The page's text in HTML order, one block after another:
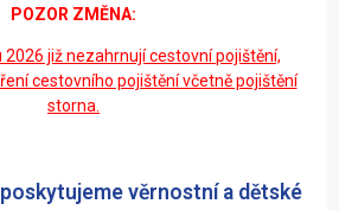
POZOR ZMĚNA:
již nezahrnují cestovní pojištění,
cestovního pojištění včetně pojištění
storna.
věrnostní a dětské